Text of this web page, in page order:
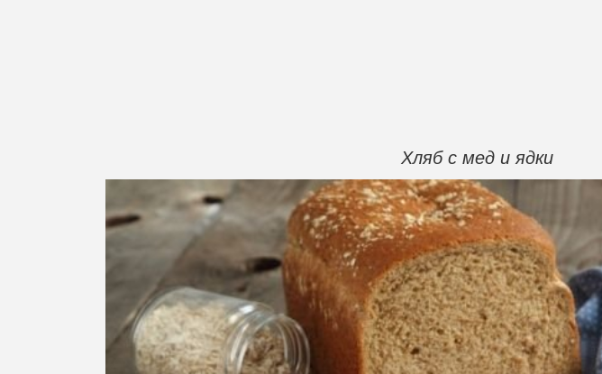
Хляб с мед и ядки